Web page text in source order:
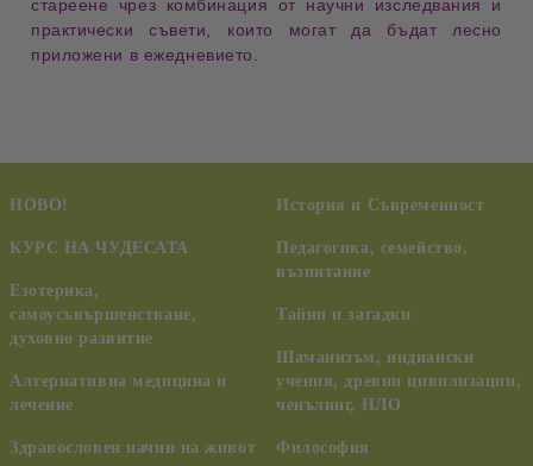
стареене чрез комбинация от научни изследвания и
практически съвети, които могат да бъдат лесно
приложени в ежедневието.
НОВО!
КУРС НА ЧУДЕСАТА
Езотерика,
самоусъвършенстване,
духовно развитие
Алтернативна медицина и
лечение
Здравословен начин на живот
История и Съвременност
Педагогика, семейство,
възпитание
Тайни и загадки
Шаманизъм, индиански
учения, древни цивилизации,
ченълинг, НЛО
Философия